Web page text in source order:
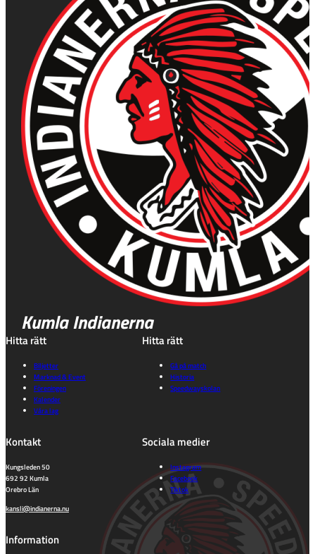
Kumla Indianerna
Hitta rätt
Biljetter
Marknad & Event
Föreningen
Kalender
Våra lag
Hitta rätt
Gå på match
Historia
Speedwayskolan
Kontakt
Kungsleden 50
692 92 Kumla
Orebro Län
kansli@indianerna.nu
Sociala medier
Instagram
Facebook
Tiktok
Information